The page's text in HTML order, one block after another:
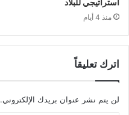
منذ 4 أيام
اترك تعليقاً
لن يتم نشر عنوان بريدك الإلكتروني.